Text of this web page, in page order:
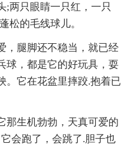
;两只眼睛一只红，一只
松的毛线球儿。
，腿脚还不稳当，就已经
球，都是它的好玩具，耍
。它在花盆里摔跤.抱着已
那生机勃勃，天真可爱的
会跑了，会跳了.胆子也